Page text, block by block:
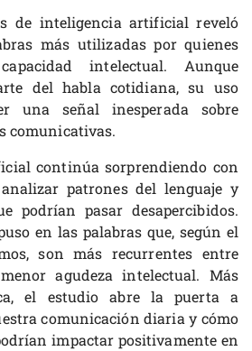
de inteligencia artificial reveló
más utilizadas por quienes
intelectual. Aunque
del habla cotidiana, su uso
una señal inesperada sobre
comunicativas.
continúa sorprendiendo con
patrones del lenguaje y
podrían pasar desapercibidos.
en las palabras que, según el
son más recurrentes entre
agudeza intelectual. Más
el estudio abre la puerta a
comunicación diaria y cómo
impactar positivamente en